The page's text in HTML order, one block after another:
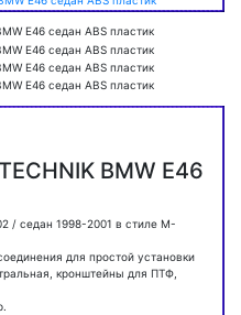
BMW E46
/ седан 1998-2001 в стиле M-
для простой установки
кронштейны для ПТФ,